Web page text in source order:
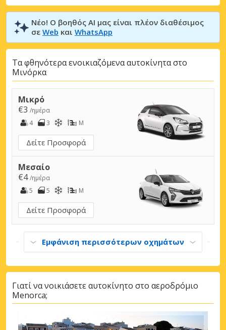
Νέο! Ο βοηθός AI μας είναι πλέον διαθέσιμος
σε Web και WhatsApp
Τα φθηνότερα ενοικιαζόμενα αυτοκίνητα στο
Μινόρκα
Μικρό
€3 /ημέρα
4
3 M
Δείτε Προσφορά
Μεσαίο
€4/ημέρα
5
5 M
Δείτε Προσφορά
Εμφάνιση περισσότερων οχημάτων
Γιατί να νοικιάσετε αυτοκίνητο στο αεροδρόμιο
Menorca;